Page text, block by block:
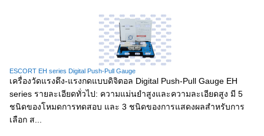
ESCORT EH series Digital Push-Pull Gauge
เครื่องวัดแรงดึง-แรงกดแบบดิจิตอล Digital Push-Pull Gauge EH
series รายละเอียดทั่วไป: ความแม่นยำสูงและความละเอียดสูง มี 5
ชนิดของโหมดการทดสอบ และ 3 ชนิดของการแสดงผลสำหรับการ
เลือก ส...